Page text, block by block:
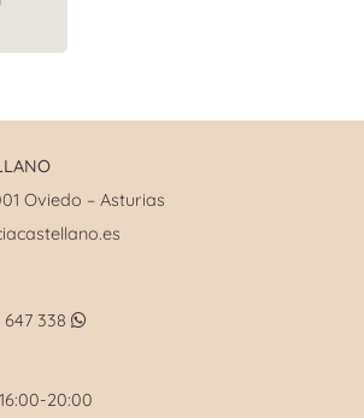
12,80 €.
Oviedo – Asturias
338
20:00